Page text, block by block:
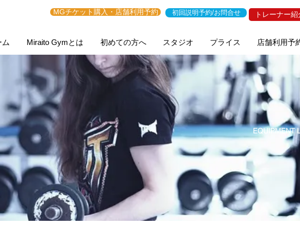
初回説明予約/お問合せ
Miraito Gymとは 初めての方へ スタジオ プライス 店舗利用予
MGチケット購入・店舗利用予約 トレーナー
EQUIPMENT